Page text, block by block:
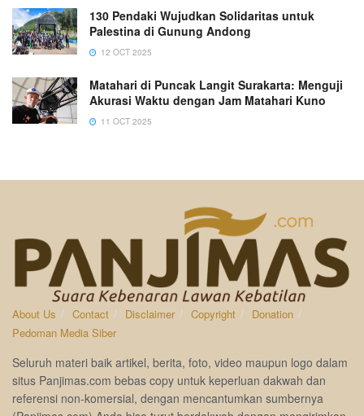
130 Pendaki Wujudkan Solidaritas untuk
Palestina di Gunung Andong
12 OCT 2025
Matahari di Puncak Langit Surakarta: Menguji
Akurasi Waktu dengan Jam Matahari Kuno
11 OCT 2025
About Us Contact Disclaimer Copyright
Donation
Pedoman Media Siber
Seluruh materi baik artikel, berita, foto, video maupun logo dalam
situs Panjimas.com bebas copy untuk keperluan dakwah dan
referensi non-komersial, dengan mencantumkan sumbernya